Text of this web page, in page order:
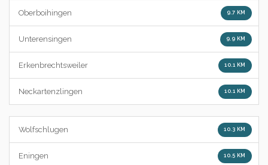
Oberboihingen 9.7 KM
Unterensingen 9.9 KM
Erkenbrechtsweiler 10.1 KM
Neckartenzlingen 10.1 KM
Wolfschlugen 10.3 KM
Eningen 10.5 KM